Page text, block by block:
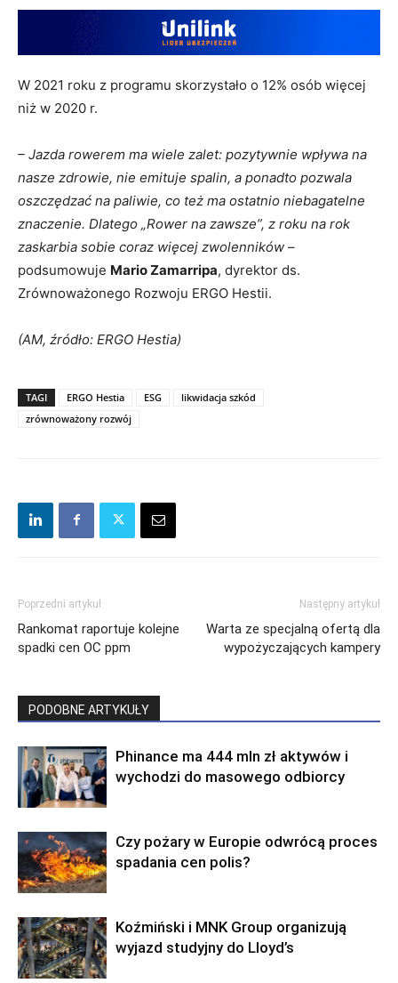
W 2021 roku z programu skorzystało o 12% osób więcej
niż w 2020 r.
– Jazda rowerem ma wiele zalet: pozytywnie wpływa na
nasze zdrowie, nie emituje spalin, a ponadto pozwala
oszczędzać na paliwie, co też ma ostatnio niebagatelne
znaczenie. Dlatego „Rower na zawsze”, z roku na rok
zaskarbia sobie coraz więcej zwolenników –
podsumowuje Mario Zamarripa, dyrektor ds.
Zrównoważonego Rozwoju ERGO Hestii.
(AM, źródło: ERGO Hestia)
TAGI ERGO Hestia ESG
likwidacja szkód
zrównoważony rozwój
Poprzedni artykuł
Rankomat raportuje kolejne
spadki cen OC ppm
Następny artykuł
Warta ze specjalną ofertą dla
wypożyczających kampery
PODOBNE ARTYKUŁY
Phinance ma 444 mln zł aktywów i
wychodzi do masowego odbiorcy
Czy pożary w Europie odwrócą proces
spadania cen polis?
Koźmiński i MNK Group organizują
wyjazd studyjny do Lloyd’s